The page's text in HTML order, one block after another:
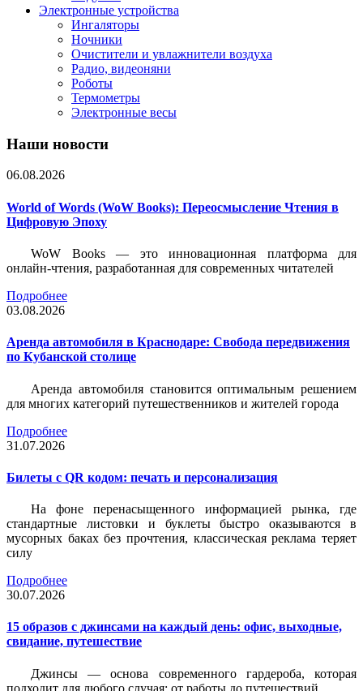
Электронные устройства
Ингаляторы
Ночники
Очистители и увлажнители воздуха
Радио, видеоняни
Роботы
Термометры
Электронные весы
Наши новости
06.08.2026
World of Words (WoW Books): Переосмысление Чтения в
Цифровую Эпоху
WoW Books — это инновационная платформа для
онлайн-чтения, разработанная для современных читателей
Подробнее
03.08.2026
Аренда автомобиля в Краснодаре: Свобода передвижения
по Кубанской столице
Аренда автомобиля становится оптимальным решением
для многих категорий путешественников и жителей города
Подробнее
31.07.2026
Билеты c QR кодом: печать и персонализация
На фоне перенасыщенного информацией рынка, где
стандартные листовки и буклеты быстро оказываются в
мусорных баках без прочтения, классическая реклама теряет
силу
Подробнее
30.07.2026
15 образов с джинсами на каждый день: офис, выходные,
свидание, путешествие
Джинсы — основа современного гардероба, которая
подходит для любого случая: от работы до путешествий